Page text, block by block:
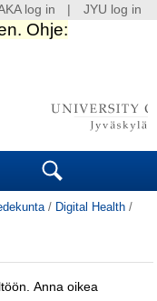
Search
/ Digital Health /
Anna oikea
log in JYU log in